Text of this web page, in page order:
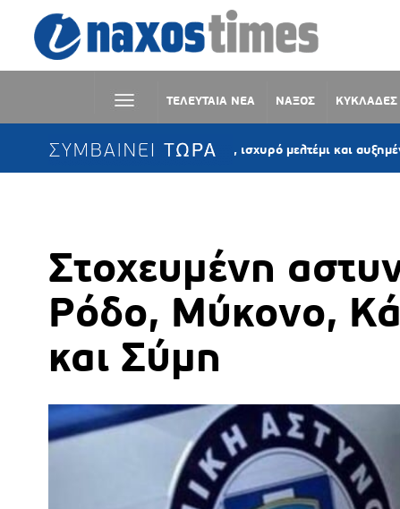
ΤΕΛΕΥΤΑΙΑ ΝΕΑ ΝΑΞΟΣ ΚΥΚΛΑΔΕΣ
ΣΥΜΒΑΙΝΕΙ ΤΩΡΑ
Καιρός: Ζέστη, ισχυρό μελτέμι και αυξημένος
Στοχευμένη
Ρόδο, Μύκονο,
και Σύμη